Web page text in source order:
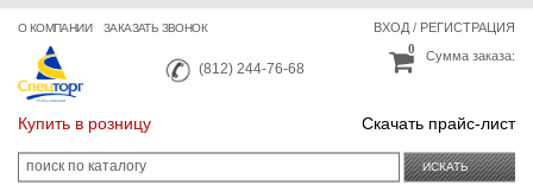
О КОМПАНИИ ЗАКАЗАТЬ ЗВОНОК
(812) 244-76-68
ВХОД/ РЕГИСТРАЦИЯ
Сумма заказа:
0
Купить в розницу Скачать прайс-лист
ИСКАТЬ